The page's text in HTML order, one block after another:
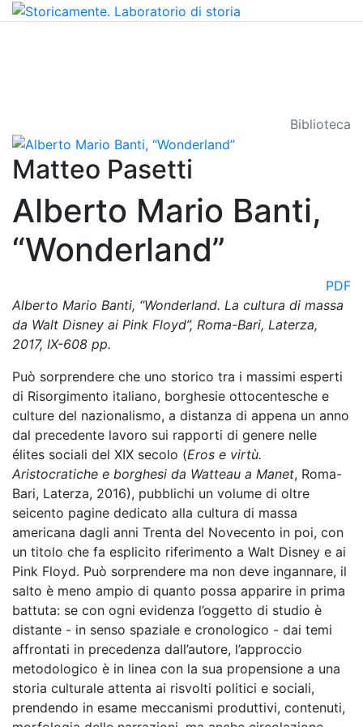
Biblioteca
Matteo Pasetti
Alberto Mario Banti,
“Wonderland”
PDF
Alberto Mario Banti, “Wonderland. La cultura di massa
da Walt Disney ai Pink Floyd”, Roma-Bari, Laterza,
2017, IX-608 pp.
Può sorprendere che uno storico tra i massimi esperti
di Risorgimento italiano, borghesie ottocentesche e
culture del nazionalismo, a distanza di appena un anno
dal precedente lavoro sui rapporti di genere nelle
élites sociali del XIX secolo (Eros e virtù.
Aristocratiche e borghesi da Watteau a Manet, Roma-
Bari, Laterza, 2016), pubblichi un volume di oltre
seicento pagine dedicato alla cultura di massa
americana dagli anni Trenta del Novecento in poi, con
un titolo che fa esplicito riferimento a Walt Disney e ai
Pink Floyd. Può sorprendere ma non deve ingannare, il
salto è meno ampio di quanto possa apparire in prima
battuta: se con ogni evidenza l’oggetto di studio è
distante - in senso spaziale e cronologico - dai temi
affrontati in precedenza dall’autore, l’approccio
metodologico è in linea con la sua propensione a una
storia culturale attenta ai risvolti politici e sociali,
prendendo in esame meccanismi produttivi, contenuti,